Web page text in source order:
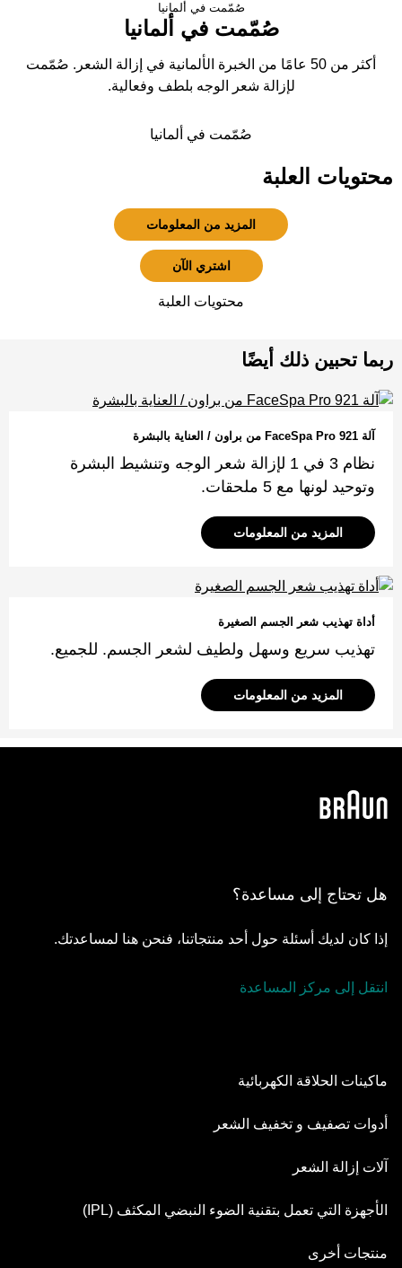
صُمّمت في ألمانيا
صُمّمت في ألمانيا
أكثر من 50 عامًا من الخبرة الألمانية في إزالة الشعر. صُمّمت
لإزالة شعر الوجه بلطف وفعالية.
صُمّمت في ألمانيا
محتويات العلبة
المزيد من المعلومات
اشتري الآن
محتويات العلبة
ربما تحبين ذلك أيضًا
آلة FaceSpa Pro 921 من براون / العناية بالبشرة
نظام 3 في 1 لإزالة شعر الوجه وتنشيط البشرة
وتوحيد لونها مع 5 ملحقات.
المزيد من المعلومات
أداة تهذيب شعر الجسم الصغيرة
تهذيب سريع وسهل ولطيف لشعر الجسم. للجميع.
المزيد من المعلومات
هل تحتاج إلى مساعدة؟
إذا كان لديك أسئلة حول أحد منتجاتنا، فنحن هنا لمساعدتك.
انتقل إلى مركز المساعدة
ماكينات الحلاقة الكهربائية
Series 9 Pro
Series 6
Series 5
أدوات تصفيف و تخفيف الشعر
أدوات تهذيب اللحية
سيريز X
آلات إزالة الشعر
آلة إزالة الشعر Silk·épil SkinSpa
الأجهزة التي تعمل بتقنية الضوء النبضي المكثف (IPL)
جهاز سكين آي.إكسبرت
منتجات أخرى